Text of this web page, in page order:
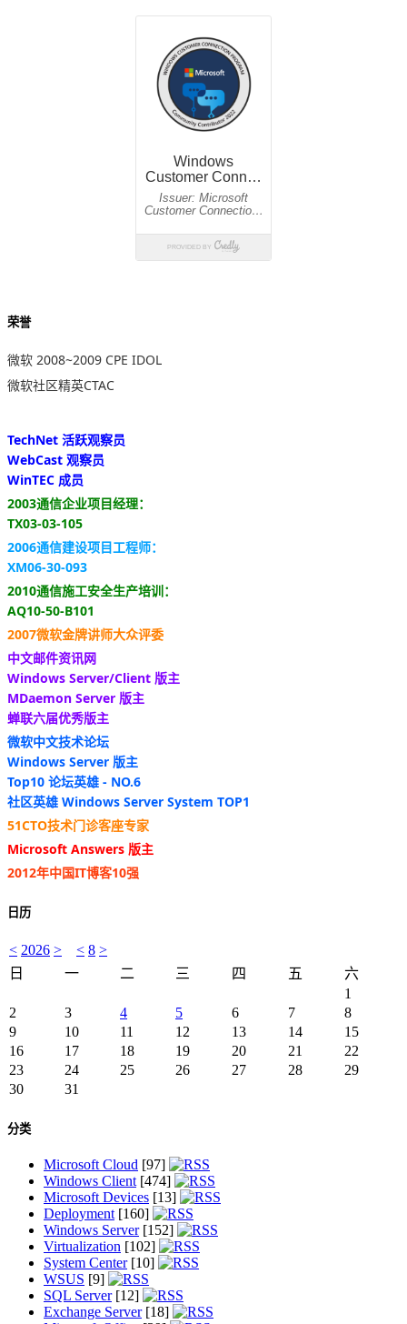
荣誉
微软 2008~2009 CPE IDOL
微软社区精英CTAC
TechNet 活跃观察员
WebCast 观察员
WinTEC 成员
2003通信企业项目经理：
TX03-03-105
2006通信建设项目工程师：
XM06-30-093
2010通信施工安全生产培训：
AQ10-50-B101
2007微软金牌讲师大众评委
中文邮件资讯网
Windows Server/Client 版主
MDaemon Server 版主
蝉联六届优秀版主
微软中文技术论坛
Windows Server 版主
Top10 论坛英雄 - NO.6
社区英雄 Windows Server System TOP1
51CTO技术门诊客座专家
Microsoft Answers 版主
2012年中国IT博客10强
日历
< 2026 > < 8 >
日
一 二 三 四 五
六
1
2
3 4 5 6 7
8
9
10 11 12 13 14
15
16
17 18 19 20 21
22
23
24 25 26 27 28
29
30
31
分类
Microsoft Cloud [97]
Windows Client[474]
Microsoft Devices [13]
Deployment[160]
Windows Server[152]
Virtualization [102]
System Center[10]
WSUS [9]
SQL Server[12]
Exchange Server[18]